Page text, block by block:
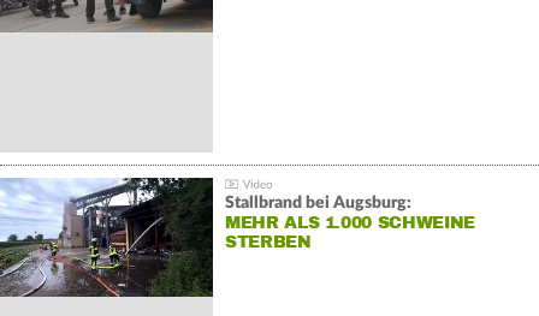
Stallbrand bei Augsburg:
MEHR ALS 1.000 SCHWEINE
STERBEN